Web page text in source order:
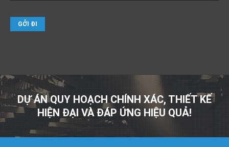
DỰ ÁN QUY HOẠCH CHÍNH XÁC, THIẾT KẾ
HIỆN ĐẠI VÀ ĐÁP ỨNG HIỆU QUẢ!